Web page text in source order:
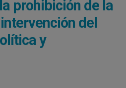
prohibición de la
del
y